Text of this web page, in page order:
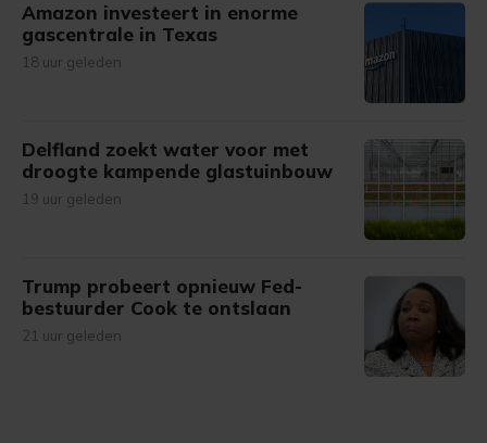
Amazon investeert in enorme
gascentrale in Texas
18 uur geleden
Delfland zoekt water voor met
droogte kampende glastuinbouw
19 uur geleden
Trump probeert opnieuw Fed-
bestuurder Cook te ontslaan
21 uur geleden